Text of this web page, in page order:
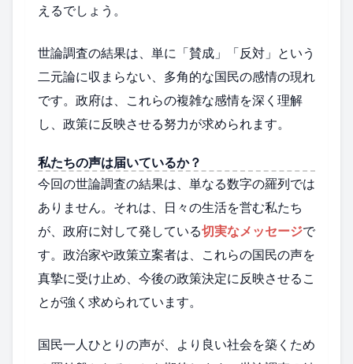
えるでしょう。
世論調査の結果は、単に「賛成」「反対」という
二元論に収まらない、多角的な国民の感情の現れ
です。政府は、これらの複雑な感情を深く理解
し、政策に反映させる努力が求められます。
私たちの声は届いているか？
今回の世論調査の結果は、単なる数字の羅列では
ありません。それは、日々の生活を営む私たち
が、政府に対して発している切実なメッセージで
す。政治家や政策立案者は、これらの国民の声を
真摯に受け止め、今後の政策決定に反映させるこ
とが強く求められています。
国民一人ひとりの声が、より良い社会を築くため